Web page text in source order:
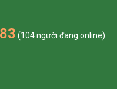
(104 người đang online)